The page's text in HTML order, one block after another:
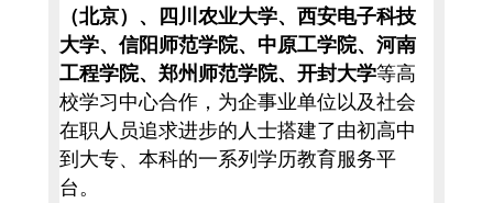
（北京）、四川农业大学、西安电子科技
大学、信阳师范学院、中原工学院、河南
工程学院、郑州师范学院、开封大学等高
校学习中心合作，为企事业单位以及社会
在职人员追求进步的人士搭建了由初高中
到大专、本科的一系列学历教育服务平
台。